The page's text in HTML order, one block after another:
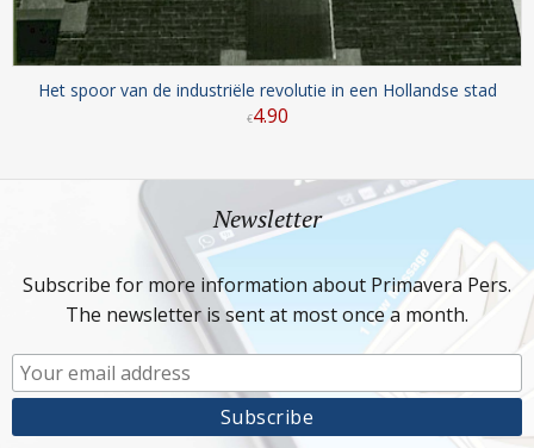
Het spoor van de industriële revolutie in een Hollandse stad
€4.90
Newsletter
Subscribe for more information about Primavera Pers.
The newsletter is sent at most once a month.